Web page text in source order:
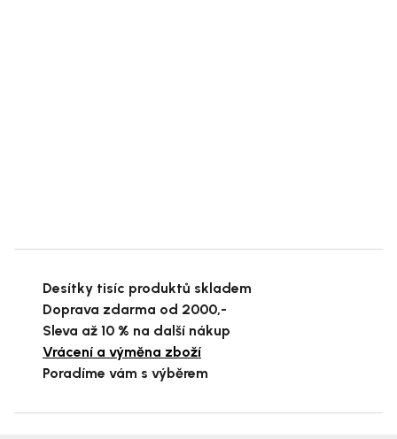
Desítky tisíc produktů skladem
Doprava zdarma od 2000,-
Sleva až 10 % na další nákup
Vrácení a výměna zboží
Poradíme vám s výběrem